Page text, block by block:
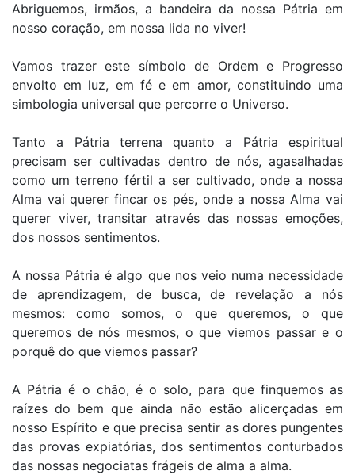
Abriguemos, irmãos, a bandeira da nossa Pátria em
nosso coração, em nossa lida no viver!
Vamos trazer este símbolo de Ordem e Progresso
envolto em luz, em fé e em amor, constituindo uma
simbologia universal que percorre o Universo.
Tanto a Pátria terrena quanto a Pátria espiritual
precisam ser cultivadas dentro de nós, agasalhadas
como um terreno fértil a ser cultivado, onde a nossa
Alma vai querer fincar os pés, onde a nossa Alma vai
querer viver, transitar através das nossas emoções,
dos nossos sentimentos.
A nossa Pátria é algo que nos veio numa necessidade
de aprendizagem, de busca, de revelação a nós
mesmos: como somos, o que queremos, o que
queremos de nós mesmos, o que viemos passar e o
porquê do que viemos passar?
A Pátria é o chão, é o solo, para que finquemos as
raízes do bem que ainda não estão alicerçadas em
nosso Espírito e que precisa sentir as dores pungentes
das provas expiatórias, dos sentimentos conturbados
das nossas negociatas frágeis de alma a alma.